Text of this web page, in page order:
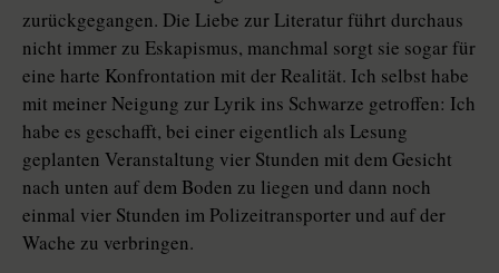
zurückgegangen. Die Liebe zur Literatur führt durchaus
nicht immer zu Eskapismus, manchmal sorgt sie sogar für
eine harte Konfrontation mit der Realität. Ich selbst habe
mit meiner Neigung zur Lyrik ins Schwarze getroffen: Ich
habe es geschafft, bei einer eigentlich als Lesung
geplanten Veranstaltung vier Stunden mit dem Gesicht
nach unten auf dem Boden zu liegen und dann noch
einmal vier Stunden im Polizeitransporter und auf der
Wache zu verbringen.